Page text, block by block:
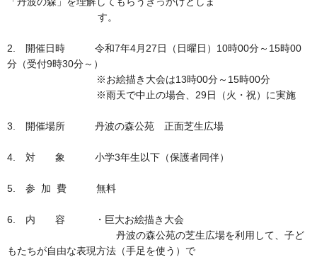
す。
2. 開催日時 令和7年4月27日（日曜日）10時00分～15時00
分（受付9時30分～）
※お絵描き大会は13時00分～15時00分
※雨天で中止の場合、29日（火・祝）に実施
3. 開催場所 丹波の森公苑 正面芝生広場
4. 対 象 小学3年生以下（保護者同伴）
5. 参 加 費 無料
6. 内 容 ・巨大お絵描き大会
丹波の森公苑の芝生広場を利用して、子ど
もたちが自由な表現方法（手足を使う）で